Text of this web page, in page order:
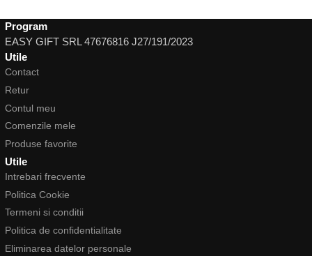
Program
EASY GIFT SRL 47676816 J27/191/2023
Utile
Contact
Retur
Contul meu
Comenzile mele
Produse favorite
Utile
Intrebari frecvente
Politica Cookie
Termeni si conditii
Politica de confidentialitate
Eliminarea datelor personale